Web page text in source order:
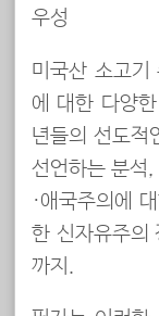
우성
미국산 소고기
에 대한 다양
년들의 선도적
선언하는 분석
·애국주의에
한 신자유주의
까지.